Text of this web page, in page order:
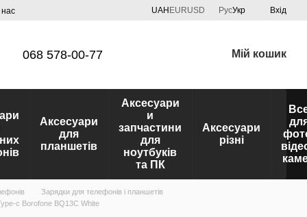
UAH EURUSD РусУкр Вхід
068 578-00-77 Мій кошик
Аксесуари
для
планшетів
Аксесуари
и
запчастини
для
ноутбуків
та ПК
Аксесуари
різні
Зарядки для телефонів і планшетів
c Borofone BQ13C White